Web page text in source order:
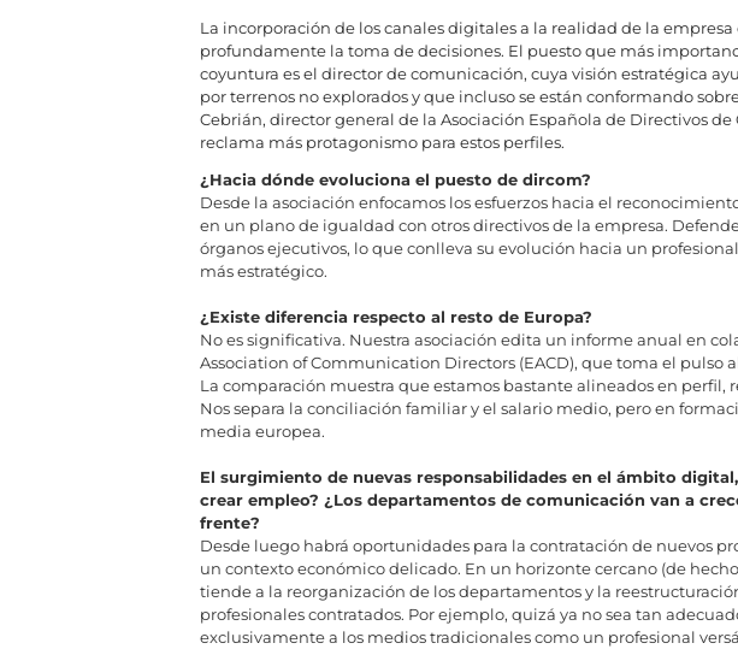
La incorporación de los canales digitales a la realidad de la
profundamente la toma de decisiones. El puesto que más
coyuntura es el director de comunicación, cuya visión estratégica
por terrenos no explorados y que incluso se están conformando
Cebrián, director general de la Asociación Española de Directivos
reclama más protagonismo para estos perfiles.
¿Hacia dónde evoluciona el puesto de dircom?
Desde la asociación enfocamos los esfuerzos hacia el
en un plano de igualdad con otros directivos de la empresa.
órganos ejecutivos, lo que conlleva su evolución hacia un
más estratégico.
¿Existe diferencia respecto al resto de Europa?
No es significativa. Nuestra asociación edita un informe anual en
Association of Communication Directors (EACD), que toma el pulso
La comparación muestra que estamos bastante alineados en perfil,
Nos separa la conciliación familiar y el salario medio, pero en
media europea.
El surgimiento de nuevas responsabilidades en el ámbito
crear empleo? ¿Los departamentos de comunicación van a
frente?
Desde luego habrá oportunidades para la contratación de nuevos
un contexto económico delicado. En un horizonte cercano (de
tiende a la reorganización de los departamentos y la
profesionales contratados. Por ejemplo, quizá ya no sea tan
exclusivamente a los medios tradicionales como un profesional